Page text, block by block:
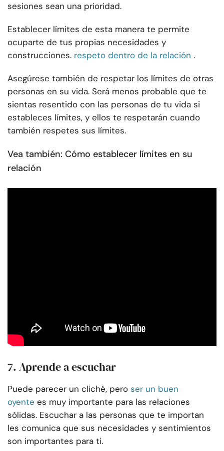
sesiones sean una prioridad.
Establecer límites de esta manera te permite
ocuparte de tus propias necesidades y
construcciones. respeto dentro de la relación .
Asegúrese también de respetar los límites de otras
personas en su vida. Será menos probable que te
sientas resentido con las personas de tu vida si
estableces límites, y ellos te respetarán cuando
también respetes sus límites.
Vea también: Cómo establecer límites en su
relación
7. Aprende a escuchar
Puede parecer un cliché, pero ser un buen
oyente es muy importante para las relaciones
sólidas. Escuchar a las personas que te importan
les comunica que sus necesidades y sentimientos
son importantes para ti.